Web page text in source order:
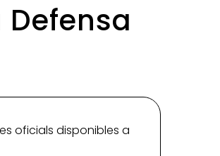
oficials disponibles a